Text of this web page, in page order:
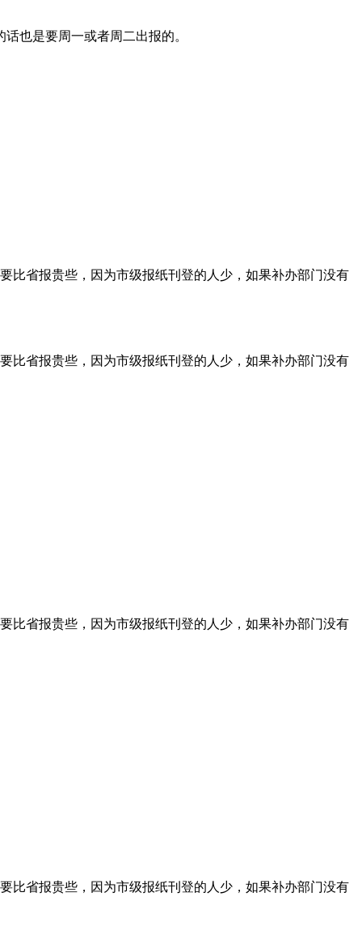
也是要周一或者周二出报的。
比省报贵些，因为市级报纸刊登的人少，如果补办部门没有
比省报贵些，因为市级报纸刊登的人少，如果补办部门没有
比省报贵些，因为市级报纸刊登的人少，如果补办部门没有
比省报贵些，因为市级报纸刊登的人少，如果补办部门没有